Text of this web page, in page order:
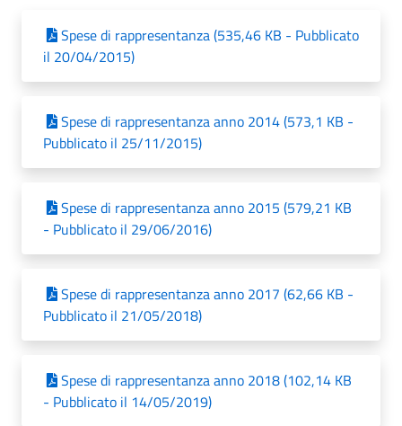
Spese di rappresentanza (535,46 KB - Pubblicato
il 20/04/2015)
Spese di rappresentanza anno 2014 (573,1 KB -
Pubblicato il 25/11/2015)
Spese di rappresentanza anno 2015 (579,21 KB
- Pubblicato il 29/06/2016)
Spese di rappresentanza anno 2017 (62,66 KB -
Pubblicato il 21/05/2018)
Spese di rappresentanza anno 2018 (102,14 KB
- Pubblicato il 14/05/2019)